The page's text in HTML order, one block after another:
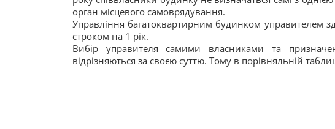
орган місцевого самоврядування.
Управління багатоквартирним будинком управителем
строком на 1 рік.
Вибір управителя самими власниками та
відрізняються за своєю суттю. Тому в порівняльній